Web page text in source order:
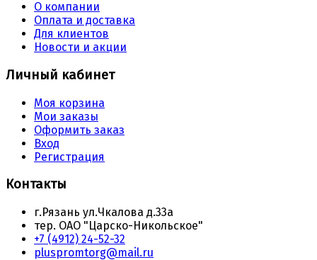
О компании
Оплата и доставка
Для клиентов
Новости и акции
Личный кабинет
Моя корзина
Мои заказы
Оформить заказ
Вход
Регистрация
Контакты
г.Рязань ул.Чкалова д.33а
тер. ОАО "Царско-Никольское"
+7 (4912) 24-52-32
pluspromtorg@mail.ru